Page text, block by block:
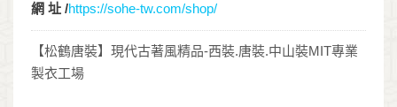
網 址 /https://sohe-tw.com/shop/
【松鶴唐裝】現代古著風精品-西裝.唐裝.中山裝MIT專業
製衣工場